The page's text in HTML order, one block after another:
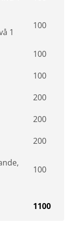
1
100
100
100
200
200
200
100
1100